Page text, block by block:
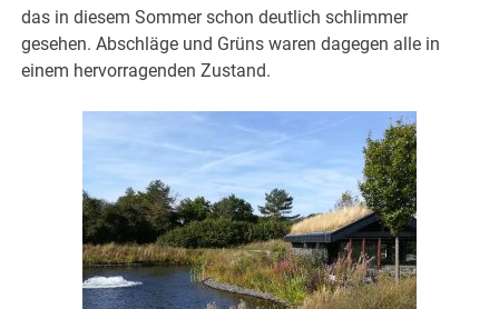
das in diesem Sommer schon deutlich schlimmer
gesehen. Abschläge und Grüns waren dagegen alle in
einem hervorragenden Zustand.